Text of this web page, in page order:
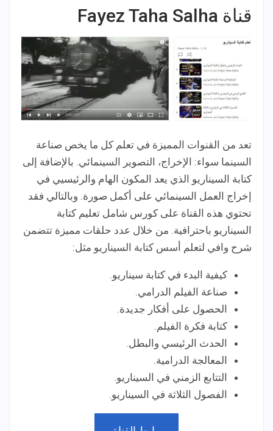
قناة Fayez Taha Salha
تعد من القنوات المميزة في تعلم كل ما يخص صناعة
السينما سواء: الإخراج، التصوير السينمائي. بالإضافة إلى
كتابة السيناريو الذي يعد المكون الهام والرئيسيي في
إخراج العمل السينمائي على أكمل صورة. وبالتالي فقد
تحتوي هذه القناة على كورس شامل تعليم كتابة
السيناريو باحترافية. من خلال عدد حلقات مميزة تتضمن
شرح وافي لتعلم أسس كتابة السيناريو مثل:
كيفية البدء في كتابة سيناريو.
صناعة الفيلم الدرامي.
الحصول على أفكار جديدة.
كتابة فكرة الفيلم.
الحدث الرئيسي والبطل.
المعالجة الدرامية.
التتابع الزمني في السيناريو.
الفصول الثلاثة في السيناريو.